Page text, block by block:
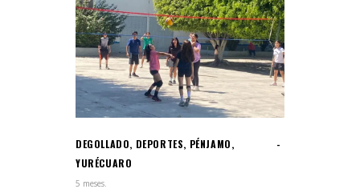
DEGOLLADO, DEPORTES, PÉNJAMO,
YURÉCUARO
5 meses.